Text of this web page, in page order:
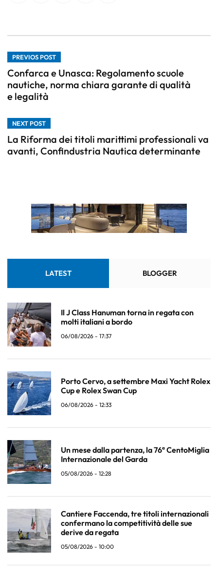
PREVIOS POST
Confarca e Unasca: Regolamento scuole
nautiche, norma chiara garante di qualità
e legalità
NEXT POST
La Riforma dei titoli marittimi professionali va
avanti, Confindustria Nautica determinante
LATEST BLOGGER
Il J Class Hanuman torna in regata con
molti italiani a bordo
06/08/2026 - 17:37
Porto Cervo, a settembre Maxi Yacht Rolex
Cup e Rolex Swan Cup
06/08/2026 - 12:33
Un mese dalla partenza, la 76ª CentoMiglia
Internazionale del Garda
05/08/2026 - 12:28
Cantiere Faccenda, tre titoli internazionali
confermano la competitività delle sue
derive da regata
05/08/2026 - 10:00